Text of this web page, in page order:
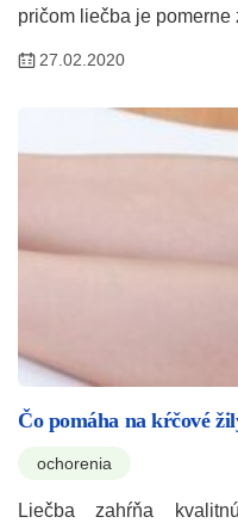
pričom liečba je
27.02.2020
Čo pomáha na kŕčové
ochorenia
Liečba zahŕňa